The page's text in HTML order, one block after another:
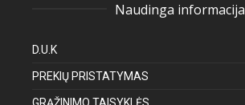
Naudinga informacija
D.U.K
PREKIŲ PRISTATYMAS